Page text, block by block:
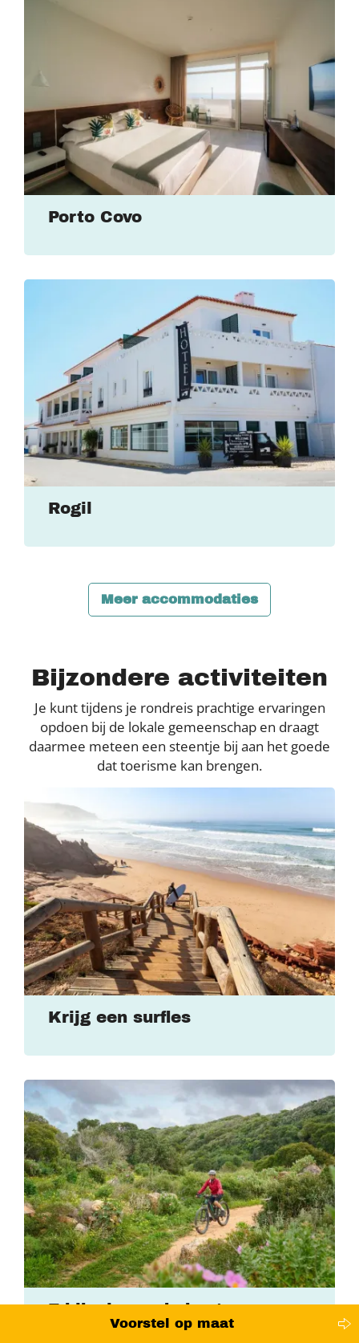
Porto Covo
Rogil
Meer accommodaties
Bijzondere activiteiten
Je kunt tijdens je rondreis prachtige ervaringen
opdoen bij de lokale gemeenschap en draagt
daarmee meteen een steentje bij aan het goede
dat toerisme kan brengen.
Krijg een surfles
E-bike langs de kust
Voorstel op maat